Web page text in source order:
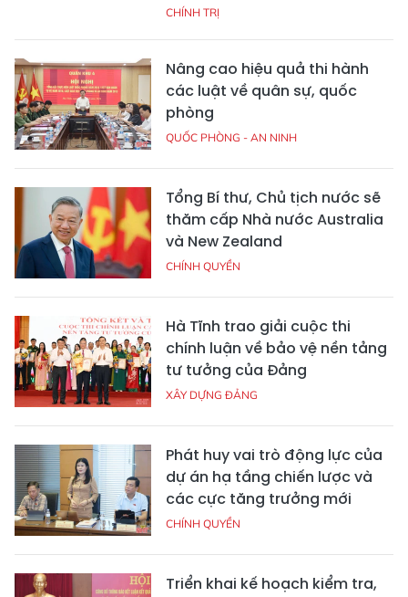
CHÍNH TRỊ
Nâng cao hiệu quả thi hành
các luật về quân sự, quốc
phòng
QUỐC PHÒNG - AN NINH
Tổng Bí thư, Chủ tịch nước sẽ
thăm cấp Nhà nước Australia
và New Zealand
CHÍNH QUYỀN
Hà Tĩnh trao giải cuộc thi
chính luận về bảo vệ nền tảng
tư tưởng của Đảng
XÂY DỰNG ĐẢNG
Phát huy vai trò động lực của
dự án hạ tầng chiến lược và
các cực tăng trưởng mới
CHÍNH QUYỀN
Triển khai kế hoạch kiểm tra,